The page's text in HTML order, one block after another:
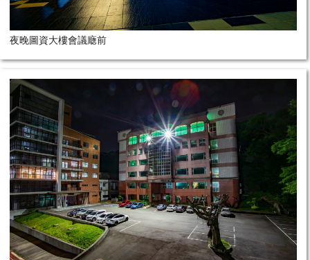
夜晚圖資大樓會議廰前